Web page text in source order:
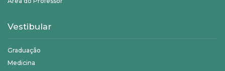
Vestibular
Graduação
Medicina